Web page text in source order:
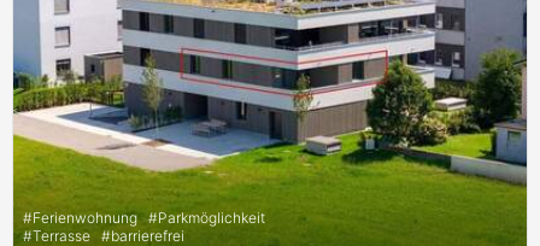
#Ferienwohnung #Parkmöglichkeit
#Terrasse #barrierefrei